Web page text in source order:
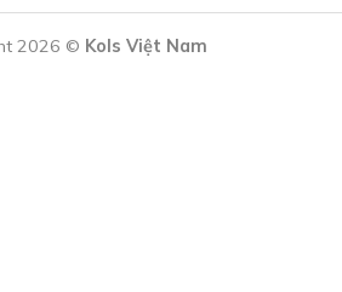
2026 © Kols Việt Nam